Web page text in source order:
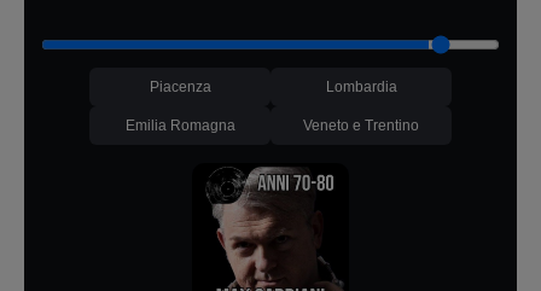
Piacenza Lombardia
Emilia Romagna Veneto e Trentino